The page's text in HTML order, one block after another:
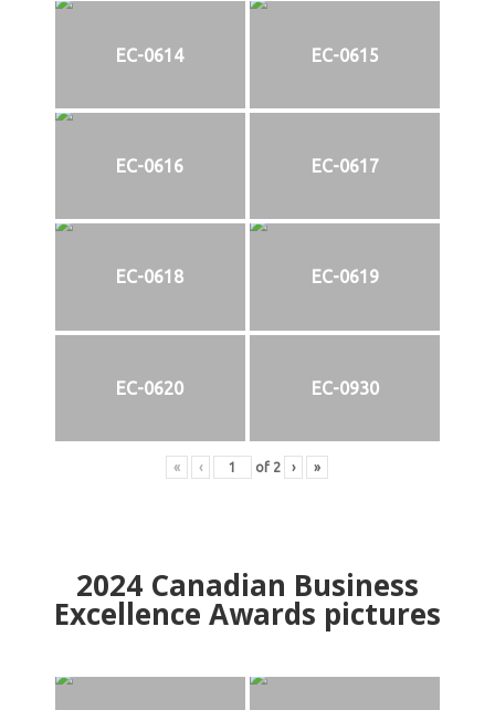
EC-0614 EC-0615
EC-0616 EC-0617
EC-0618 EC-0619
EC-0620 EC-0930
« ‹ of 2 › »
2024Canadian Business
Excellence Awards pictures